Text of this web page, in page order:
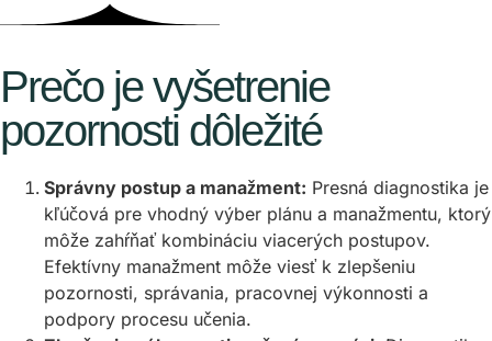
Prečo je vyšetrenie
pozornosti dôležité
Správny postup a manažment: Presná diagnostika je
kľúčová pre vhodný výber plánu a manažmentu, ktorý
môže zahŕňať kombináciu viacerých postupov.
Efektívny manažment môže viesť k zlepšeniu
pozornosti, správania, pracovnej výkonnosti a
podpory procesu učenia.